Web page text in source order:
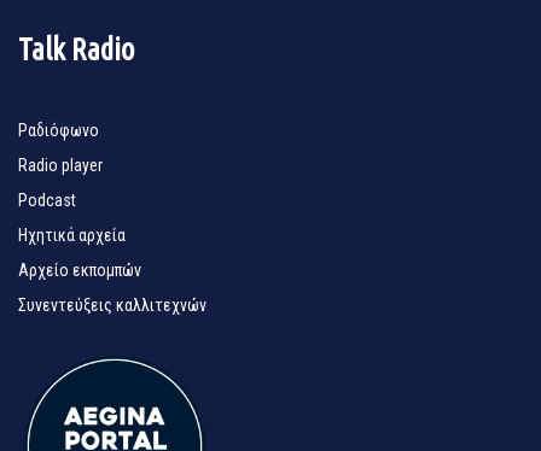
Talk Radio
Ραδιόφωνο
Radio player
Podcast
Ηχητικά αρχεία
Αρχείο εκπομπών
Συνεντεύξεις καλλιτεχνών